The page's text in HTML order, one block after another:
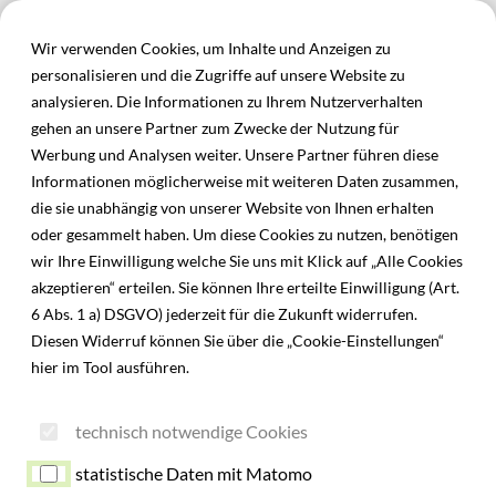
Informationen und Einstellungen zur Barrierefreiheit
Wir verwenden Cookies, um Inhalte und Anzeigen zu
personalisieren und die Zugriffe auf unsere Website zu
analysieren. Die Informationen zu Ihrem Nutzerverhalten
gehen an unsere Partner zum Zwecke der Nutzung für
Werbung und Analysen weiter. Unsere Partner führen diese
Informationen möglicherweise mit weiteren Daten zusammen,
die sie unabhängig von unserer Website von Ihnen erhalten
oder gesammelt haben. Um diese Cookies zu nutzen, benötigen
wir Ihre Einwilligung welche Sie uns mit Klick auf „Alle Cookies
akzeptieren“ erteilen. Sie können Ihre erteilte Einwilligung (Art.
6 Abs. 1 a) DSGVO) jederzeit für die Zukunft widerrufen.
Diesen Widerruf können Sie über die „Cookie-Einstellungen“
hier im Tool ausführen.
technisch notwendige Cookies
statistische Daten mit Matomo